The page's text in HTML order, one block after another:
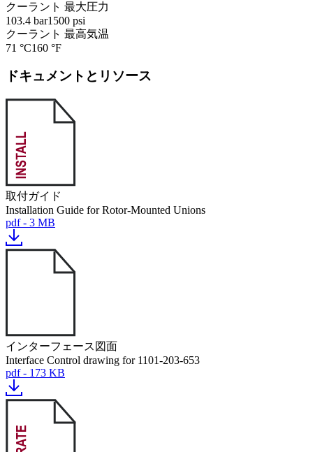
クーラント 最大圧力
103.4 bar1500 psi
クーラント 最高気温
71 °C160 °F
ドキュメントとリソース
取付ガイド
Installation Guide for Rotor-Mounted Unions
pdf - 3 MB
インターフェース図面
Interface Control drawing for 1101-203-653
pdf - 173 KB